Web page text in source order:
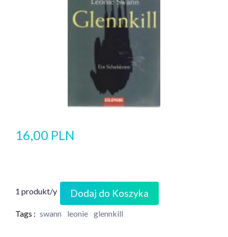
16,00 PLN
1 produkt/y Dodaj do Koszyka
Tags : swann leonie glennkill